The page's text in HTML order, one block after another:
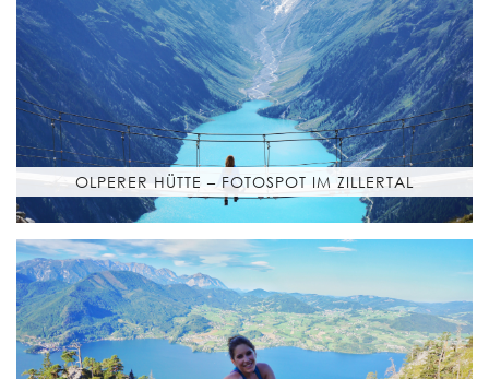
OLPERER HÜTTE – FOTOSPOT IM ZILLERTAL